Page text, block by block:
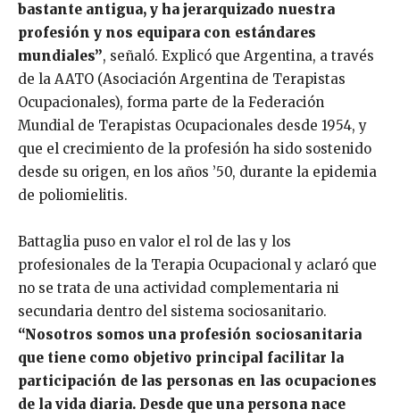
bastante antigua, y ha jerarquizado nuestra
profesión y nos equipara con estándares
mundiales”, señaló. Explicó que Argentina, a través
de la AATO (Asociación Argentina de Terapistas
Ocupacionales), forma parte de la Federación
Mundial de Terapistas Ocupacionales desde 1954, y
que el crecimiento de la profesión ha sido sostenido
desde su origen, en los años ’50, durante la epidemia
de poliomielitis.
Battaglia puso en valor el rol de las y los
profesionales de la Terapia Ocupacional y aclaró que
no se trata de una actividad complementaria ni
secundaria dentro del sistema sociosanitario.
“Nosotros somos una profesión sociosanitaria
que tiene como objetivo principal facilitar la
participación de las personas en las ocupaciones
de la vida diaria. Desde que una persona nace